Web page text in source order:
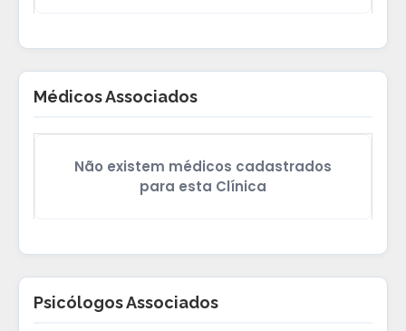
Médicos Associados
Não existem médicos cadastrados
para esta Clínica
Psicólogos Associados